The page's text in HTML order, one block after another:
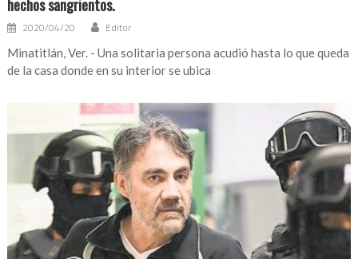
hechos sangrientos.
2020/04/20 Editor
Minatitlán, Ver. - Una solitaria persona acudió hasta lo que queda
de la casa donde en su interior se ubica